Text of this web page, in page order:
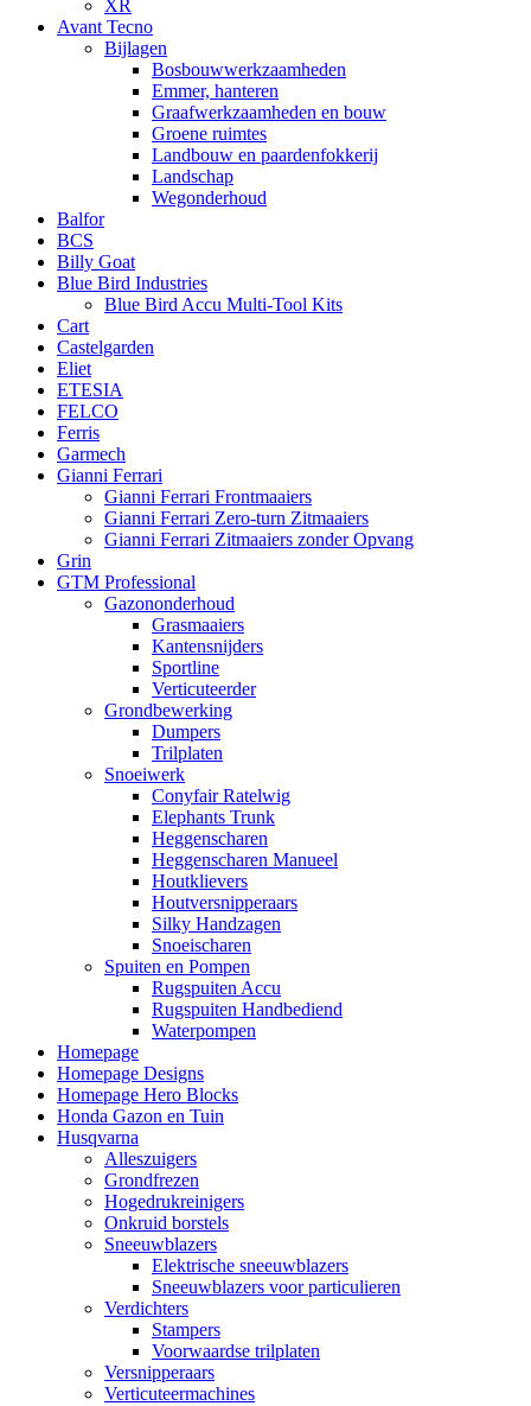
XR
Avant Tecno
Bijlagen
Bosbouwwerkzaamheden
Emmer, hanteren
Graafwerkzaamheden en bouw
Groene ruimtes
Landbouw en paardenfokkerij
Landschap
Wegonderhoud
Balfor
BCS
Billy Goat
Blue Bird Industries
Blue Bird Accu Multi-Tool Kits
Cart
Castelgarden
Eliet
ETESIA
FELCO
Ferris
Garmech
Gianni Ferrari
Gianni Ferrari Frontmaaiers
Gianni Ferrari Zero-turn Zitmaaiers
Gianni Ferrari Zitmaaiers zonder Opvang
Grin
GTM Professional
Gazononderhoud
Grasmaaiers
Kantensnijders
Sportline
Verticuteerder
Grondbewerking
Dumpers
Trilplaten
Snoeiwerk
Conyfair Ratelwig
Elephants Trunk
Heggenscharen
Heggenscharen Manueel
Houtklievers
Houtversnipperaars
Silky Handzagen
Snoeischaren
Spuiten en Pompen
Rugspuiten Accu
Rugspuiten Handbediend
Waterpompen
Homepage
Homepage Designs
Homepage Hero Blocks
Honda Gazon en Tuin
Husqvarna
Alleszuigers
Grondfrezen
Hogedrukreinigers
Onkruid borstels
Sneeuwblazers
Elektrische sneeuwblazers
Sneeuwblazers voor particulieren
Verdichters
Stampers
Voorwaardse trilplaten
Versnipperaars
Verticuteermachines